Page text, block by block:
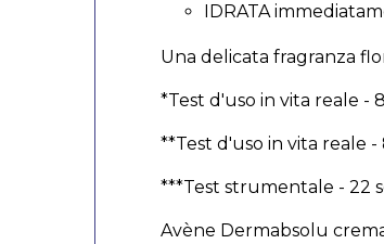
IDRATA
Una delicata fragranza
*Test d'uso in vita reale -
**Test d'uso in vita reale
***Test strumentale - 22
Avène Dermabsolu